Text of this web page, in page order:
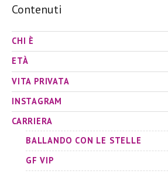
Contenuti
CHI È
ETÀ
VITA PRIVATA
INSTAGRAM
CARRIERA
BALLANDO CON LE STELLE
GF VIP